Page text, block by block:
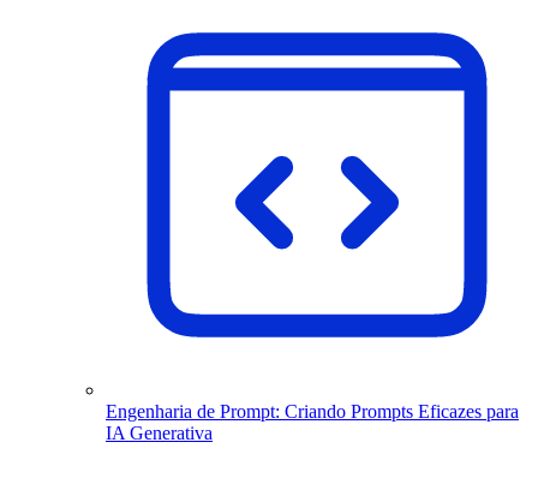
Engenharia de Prompt: Criando Prompts Eficazes para
IA Generativa